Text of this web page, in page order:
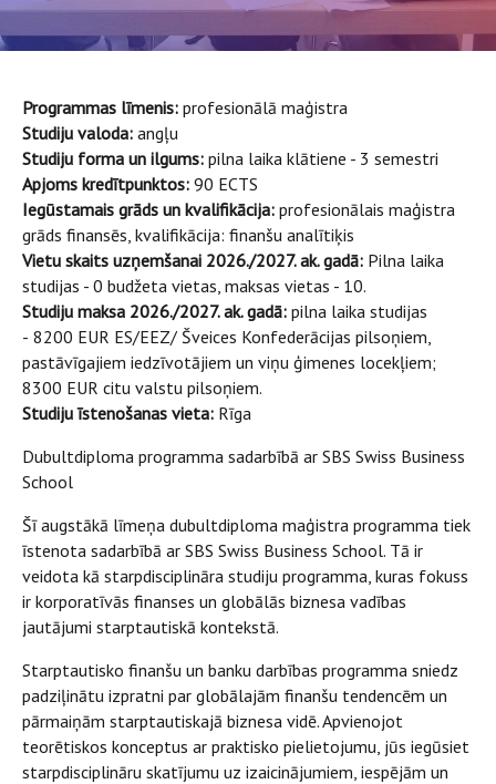
Programmas līmenis: profesionālā maģistra
Studiju valoda: angļu
Studiju forma un ilgums: pilna laika klātiene - 3 semestri
Apjoms kredītpunktos: 90 ECTS
Iegūstamais grāds un kvalifikācija: profesionālais maģistra
grāds finansēs, kvalifikācija: finanšu analītiķis
Vietu skaits uzņemšanai 2026./2027. ak. gadā: Pilna laika
studijas - 0 budžeta vietas, maksas vietas - 10.
Studiju maksa 2026./2027. ak. gadā: pilna laika studijas
- 8200 EUR ES/EEZ/ Šveices Konfederācijas pilsoņiem,
pastāvīgajiem iedzīvotājiem un viņu ģimenes locekļiem;
8300 EUR citu valstu pilsoņiem.
Studiju īstenošanas vieta: Rīga
Dubultdiploma programma sadarbībā ar SBS Swiss Business
School
Šī augstākā līmeņa dubultdiploma maģistra programma tiek
īstenota sadarbībā ar SBS Swiss Business School. Tā ir
veidota kā starpdisciplināra studiju programma, kuras fokuss
ir korporatīvās finanses un globālās biznesa vadības
jautājumi starptautiskā kontekstā.
Starptautisko finanšu un banku darbības programma sniedz
padziļinātu izpratni par globālajām finanšu tendencēm un
pārmaiņām starptautiskajā biznesa vidē. Apvienojot
teorētiskos konceptus ar praktisko pielietojumu, jūs iegūsiet
starpdisciplināru skatījumu uz izaicinājumiem, iespējām un